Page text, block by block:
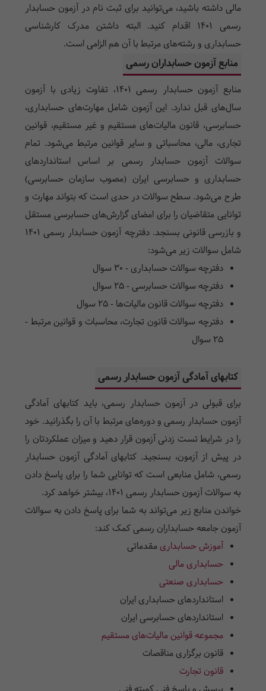
مالی داشته باشید، می‌توانید برای ثبت نام در آزمون حسابدار
رسمی 1401 اقدام کنید. البته داشتن مدرک کارشناسی
حسابداری و رشته‌های مرتبط با آن هم الزامی است.
منابع آزمون حسابداران رسمی
منابع آزمون حسابدار رسمی 1401، تفاوت زیادی با آزمون
سال‌های قبل ندارد. این آزمون شامل مهارت‌های حسابداری،
حسابرسی، قانون مالیات‌های مستقیم و غیر مستقیم، قوانین
تجاری، مالی، محاسباتی و سایر قوانین مرتبط می‌شود. تمام
سوالات آزمون حسابدار رسمی بر اساس استانداردهای
حسابداری و حسابرسی ایران (مصوب سازمان حسابرسی)
طرح می‌شود. سطح سوالات در حدی است که بتواند مهارت و
توانایی متقاضیان را برای امضای گزارش‌های حسابرسی مستقل
و بازرسی قانونی بسنجد. دفترچه آزمون حسابدار رسمی 1401
شامل سوالات زیر می‌شود:
دفترچه سوالات حسابداری - 30 سوال
دفترچه سوالات حسابرسی - 25 سوال
دفترچه سوالات قانون مالیات‌ها - 25 سوال
دفترچه سوالات قانون تجارت، محاسبات و قوانین مرتبط -
25 سوال
کتابهای آمادگی آزمون حسابدار رسمی
برای قبولی در آزمون حسابدار رسمی، باید کتابهای آمادگی
آزمون حسابدار رسمی و دوره‌های مرتبط با آن را بگذرانید. خود
را در شرایط تست زدنی آزمون قرار دهید و میزان عملکردتان را
در پیش از آزمون، بسنجید. کتابهای آمادگی آزمون حسابدار
رسمی، شامل منابعی است که توانایی شما را برای پاسخ دادن
به سوالات آزمون حسابدار رسمی 1401، بیشتر خواهد کرد.
خواندن منابع زیر می‌تواند به شما برای پاسخ دادن به سوالات
آزمون جامعه حسابداران رسمی کمک کند:
آموزش حسابداریمقدماتی
حسابداری مالی
حسابداری صنعتی
استانداردهای حسابداری ایران
استانداردهای حسابرسی ایران
مجموعه قوانین مالیات‌های مستقیم
قانون برگزاری مناقصات
قانون تجارت